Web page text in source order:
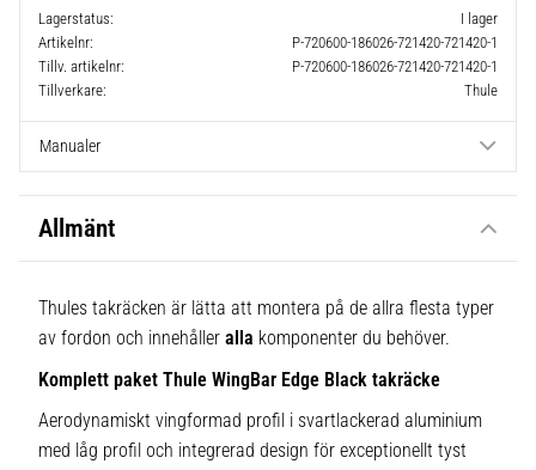
Lagerstatus
I lager
Artikelnr
P-720600-186026-721420-721420-1
Tillv. artikelnr
P-720600-186026-721420-721420-1
Tillverkare
Thule
Manualer
Allmänt
Thules takräcken är lätta att montera på de allra flesta typer
av fordon och innehåller alla komponenter du behöver.
Komplett paket Thule WingBar Edge Black takräcke
Aerodynamiskt vingformad profil i svartlackerad aluminium
med låg profil och integrerad design för exceptionellt tyst